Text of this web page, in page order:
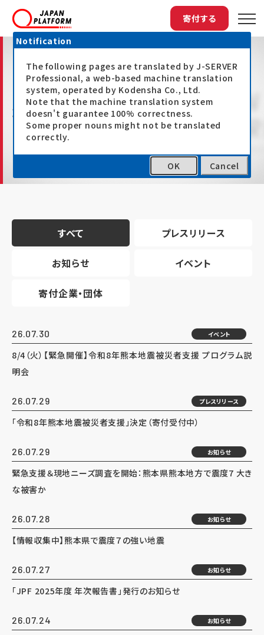
寄付する
最新情報
すべて プレスリリース
お知らせ イベント
寄付企業・団体
26.07.30 イベント
8/4（火）【緊急開催】令和8年熊本地震被災者支援 プログラム説
明会
26.07.29 プレスリリース
「令和8年熊本地震被災者支援」決定（寄付受付中）
26.07.29 お知らせ
緊急支援＆現地ニーズ調査を開始：熊本県熊本地方で震度7 大き
な被害か
26.07.28 お知らせ
【情報収集中】熊本県で震度７の強い地震
26.07.27 お知らせ
「JPF 2025年度 年次報告書」発行のお知らせ
26.07.24 お知らせ
Notification
The following pages are translated by J-SERVER
Professional, a web-based machine translation
system, operated by Kodensha Co., Ltd.
Note that the machine translation system
doesn't guarantee 100% correctness.
Some proper nouns might not be translated
correctly.
OK Cancel